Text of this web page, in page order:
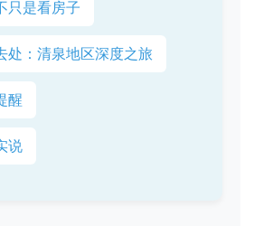
只是看房子
处：清泉地区深度之旅
醒
说